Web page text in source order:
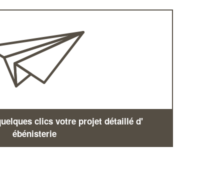
clics votre projet détaillé d'
ébénisterie